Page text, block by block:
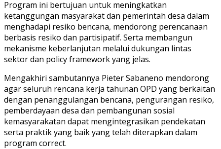
Program ini bertujuan untuk meningkatkan
ketanggungan masyarakat dan pemerintah desa dalam
menghadapi resiko bencana, mendorong perencanaan
berbasis resiko dan partisipatif. Serta membangun
mekanisme keberlanjutan melalui dukungan lintas
sektor dan policy framework yang jelas.
Mengakhiri sambutannya Pieter Sabaneno mendorong
agar seluruh rencana kerja tahunan OPD yang berkaitan
dengan penanggulangan bencana, pengurangan resiko,
pemberdayaan desa dan pembangunan sosial
kemasyarakatan dapat mengintegrasikan pendekatan
serta praktik yang baik yang telah diterapkan dalam
program correct.